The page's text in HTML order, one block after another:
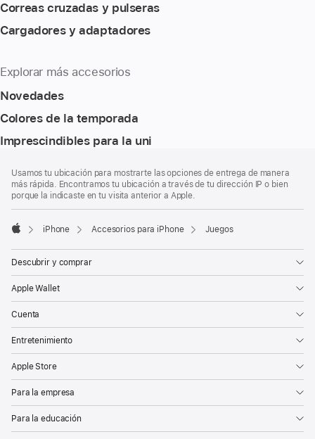
Correas cruzadas y pulseras
Cargadores y adaptadores
Explorar más accesorios
Novedades
Colores de la temporada
Imprescindibles para la uni
de
página
a
pie
de
Usamos tu ubicación para mostrarte las opciones de entrega de manera
más rápida. Encontramos tu ubicación a través de tu dirección IP o bien
porque la indicaste en tu visita anterior a Apple.
iPhone Accesorios para iPhone Juegos
Descubrir y comprar
Apple Wallet
Cuenta
Entretenimiento
Apple Store
Para la empresa
Para la educación